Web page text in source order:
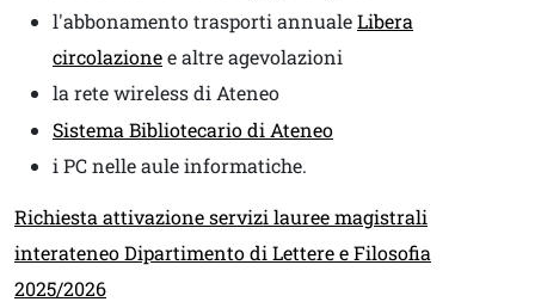
l'abbonamento trasporti annualeLibera
circolazionee altre agevolazioni
la rete wireless di Ateneo
Sistema Bibliotecario di Ateneo
i PC nelle aule informatiche.
Link
Richiesta attivazione servizi lauree magistrali
interateneo Dipartimento di Lettere e Filosofia
2025/2026